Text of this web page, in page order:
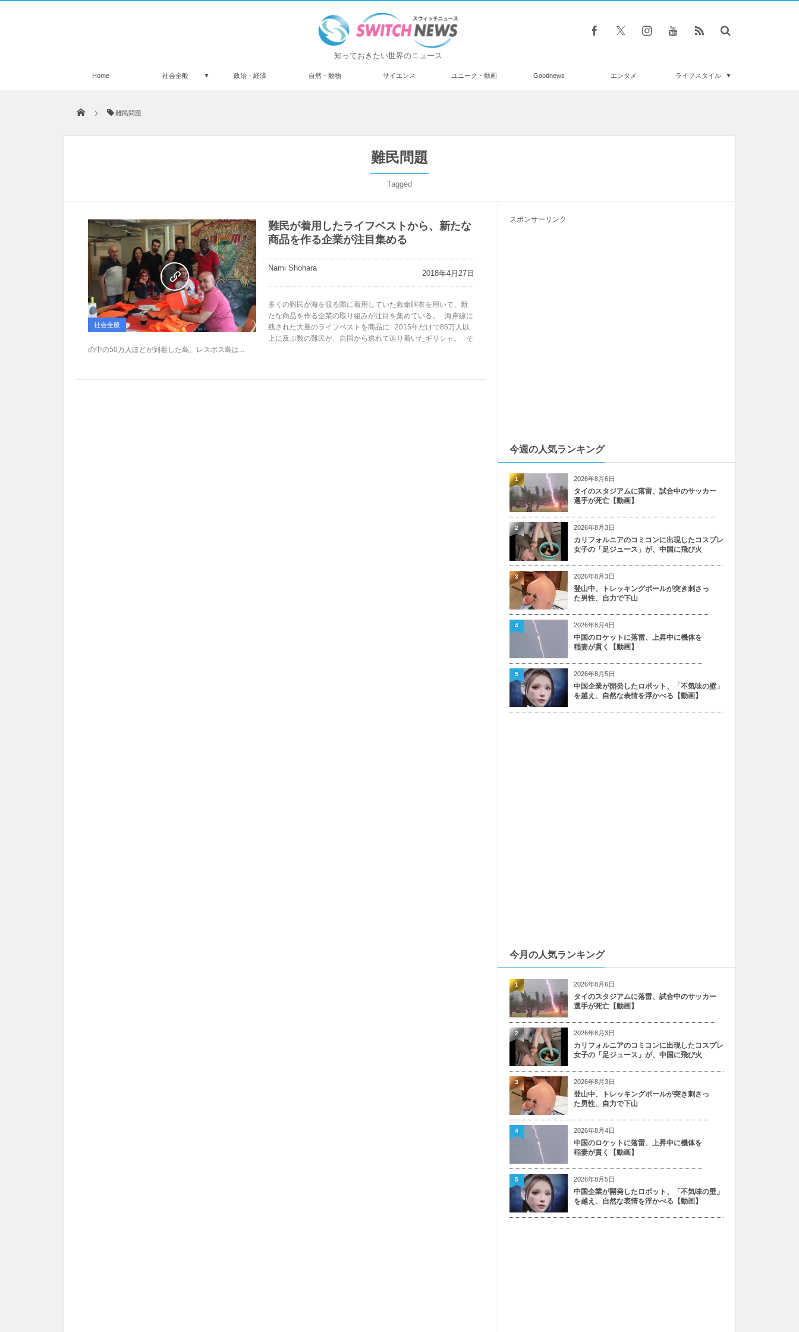
知っておきたい世界のニュース
Home 社会全般 政治・経済 自然・動物 サイエンス ユニーク・動画 Goodnews エンタメ ライフスタイル
難民問題
難民問題
Tagged
社会全般
難民が着用したライフベストから、新たな
商品を作る企業が注目集める
Nami Shohara
2018年4月27日
多くの難民が海を渡る際に着用していた救命胴衣を用いて、新
たな商品を作る企業の取り組みが注目を集めている。 海岸線に
残された大量のライフベストを商品に 2015年だけで85万人以
上に及ぶ数の難民が、自国から逃れて辿り着いたギリシャ。 そ
の中の50万人ほどが到着した島、レスボス島は...
スポンサーリンク
今週の人気ランキング
2026年8月6日
タイのスタジアムに落雷、試合中のサッカー
選手が死亡【動画】
1
2026年8月3日
カリフォルニアのコミコンに出現したコスプレ
女子の「足ジュース」が、中国に飛び火
2
2026年8月3日
登山中、トレッキングポールが突き刺さっ
た男性、自力で下山
3
2026年8月4日
中国のロケットに落雷、上昇中に機体を
稲妻が貫く【動画】
4
2026年8月5日
中国企業が開発したロボット、「不気味の壁」
を越え、自然な表情を浮かべる【動画】
5
今月の人気ランキング
2026年8月6日
タイのスタジアムに落雷、試合中のサッカー
選手が死亡【動画】
1
2026年8月3日
カリフォルニアのコミコンに出現したコスプレ
女子の「足ジュース」が、中国に飛び火
2
2026年8月3日
登山中、トレッキングポールが突き刺さっ
た男性、自力で下山
3
2026年8月4日
中国のロケットに落雷、上昇中に機体を
稲妻が貫く【動画】
4
2026年8月5日
中国企業が開発したロボット、「不気味の壁」
を越え、自然な表情を浮かべる【動画】
5